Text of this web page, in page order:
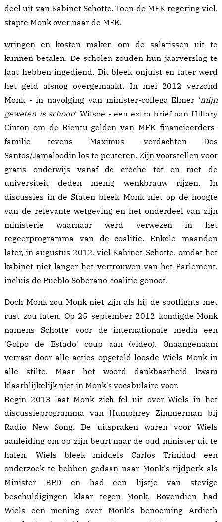
deel uit van Kabinet Schotte. Toen de MFK-regering viel,
stapte Monk over naar de MFK.
wringen en kosten maken om de salarissen uit te
kunnen betalen. De scholen zouden hun jaarverslag te
laat hebben ingediend. Dit bleek onjuist en later werd
het geld alsnog overgemaakt. In mei 2012 verzond
Monk - in navolging van minister-collega Elmer ‘mijn
geweten is schoon‘ Wilsoe - een extra briefaan Hillary
Cinton om de Bientu-gelden van MFK financieerders-
familie tevens Maximus -verdachten Dos
Santos/Jamaloodin los te peuteren. Zijn voorstellen voor
gratis onderwijs vanaf de crèche tot en met de
universiteit deden menig wenkbrauw rijzen. In
discussies in de Staten bleek Monk niet op de hoogte
van de relevante wetgeving en het onderdeel van zijn
ministerie waarnaar werd verwezen in het
regeerprogramma van de coalitie. Enkele maanden
later, in augustus 2012, viel Kabinet-Schotte, omdat het
kabinet niet langer het vertrouwen van het Parlement,
incluis de Pueblo Soberano-coalitie genoot.
Doch Monk zou Monk niet zijn als hij de spotlights met
rust zou laten. Op 25 september 2012 kondigde Monk
namens Schotte voor de internationale media een
'Golpo de Estado' coup aan (video). Onaangenaam
verrast door alle acties opgeteld loosde Wiels Monk in
alle stilte. Maar het woord dankbaarheid kwam
klaarblijkelijk niet in Monk's vocabulaire voor.
Begin 2013 laat Monk zich fel uit over Wiels in het
discussieprogramma van Humphrey Zimmerman bij
Radio New Song. De uitspraken waren voor Wiels
aanleiding om op zijn beurt naar de oud minister uit te
halen. Wiels bleek middels Carlos Trinidad een
onderzoek te hebben gedaan naar Monk's tijdperk als
Minister BPD en had een lijstje van stevige
beschuldigingen klaar tegen Monk. Bovendien had
Wiels een mening over Monk's benoeming Ardieth